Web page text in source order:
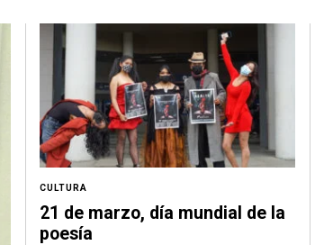
CULTURA
21 de marzo, día mundial de la
poesía